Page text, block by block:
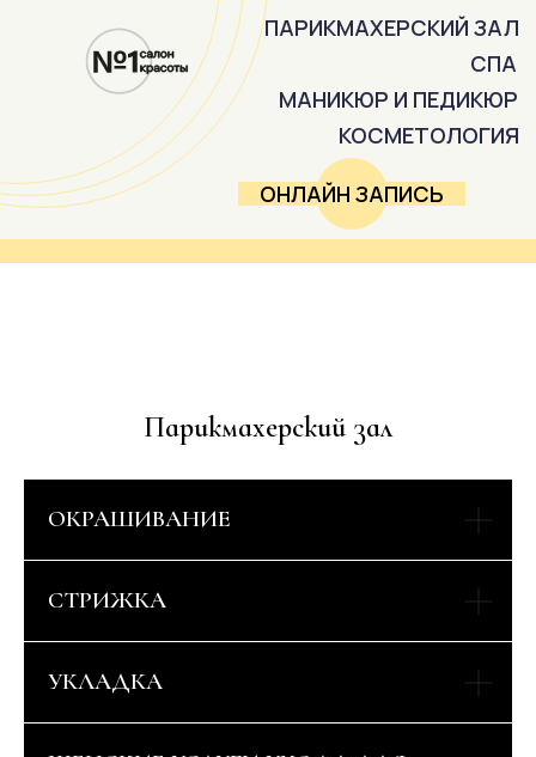
КОСМЕТОЛОГИЯ
ПАРИКМАХЕРСКИЙ ЗАЛ
МАНИКЮР И ПЕДИКЮР
СПА
ОНЛАЙН ЗАПИСЬ
Парикмахерский зал
ОКРАШИВАНИЕ
СТРИЖКА
УКЛАДКА